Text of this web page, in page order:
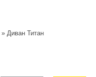
» Диван Титан